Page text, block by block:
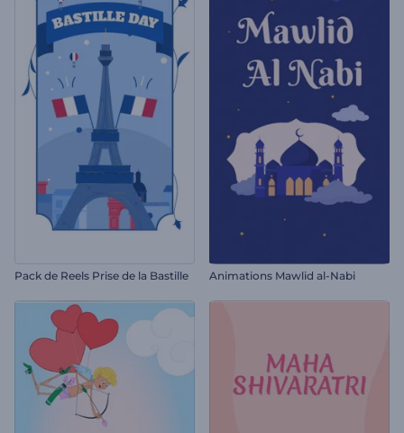
Pack de Reels Prise de la Bastille Animations Mawlid al-Nabi